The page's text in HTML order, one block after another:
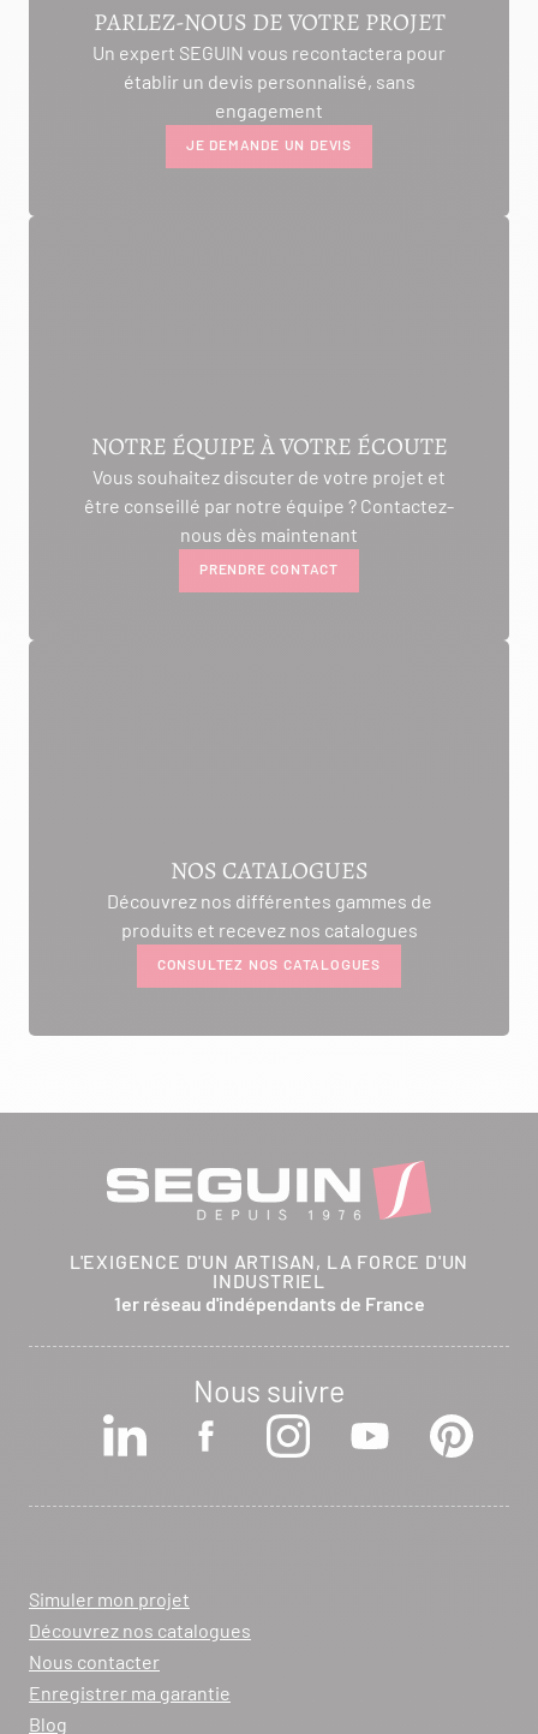
PARLEZ-NOUS DE VOTRE PROJET
Un expert SEGUIN vous recontactera pour
établir un devis personnalisé, sans
engagement
JE DEMANDE UN DEVIS
NOTRE ÉQUIPE À VOTRE ÉCOUTE
Vous souhaitez discuter de votre projet et
être conseillé par notre équipe ? Contactez-
nous dès maintenant
PRENDRE CONTACT
NOS CATALOGUES
Découvrez nos différentes gammes de
produits et recevez nos catalogues
CONSULTEZ NOS CATALOGUES
L'EXIGENCE D'UN ARTISAN, LA FORCE D'UN
INDUSTRIEL
1er réseau d'indépendants de France
Nous suivre
Simuler mon projet
Découvrez nos catalogues
Nous contacter
Enregistrer ma garantie
Blog